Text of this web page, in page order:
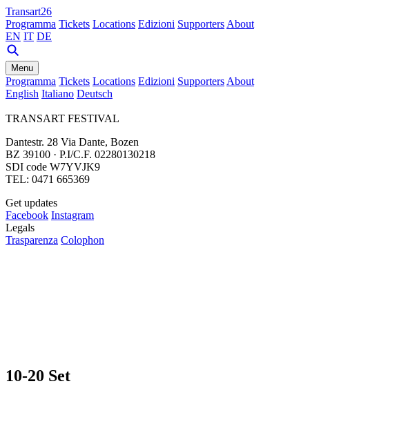
Transart26
Programma Tickets Locations Edizioni Supporters About
EN IT DE
Menu
Programma Tickets Locations Edizioni Supporters About
English Italiano Deutsch
TRANSART FESTIVAL
Dantestr. 28 Via Dante, Bozen
BZ 39100 · P.I/C.F. 02280130218
SDI code W7YVJK9
TEL: 0471 665369
Get updates
Facebook Instagram
Legals
Trasparenza Colophon
10-20 Set